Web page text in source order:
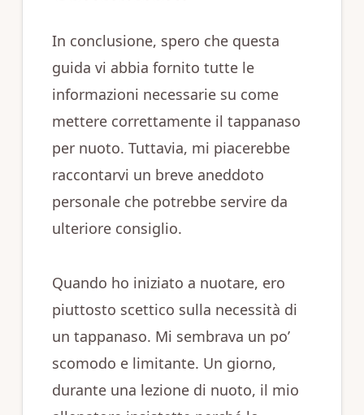
In conclusione, spero che questa
guida vi abbia fornito tutte le
informazioni necessarie su come
mettere correttamente il tappanaso
per nuoto. Tuttavia, mi piacerebbe
raccontarvi un breve aneddoto
personale che potrebbe servire da
ulteriore consiglio.
Quando ho iniziato a nuotare, ero
piuttosto scettico sulla necessità di
un tappanaso. Mi sembrava un po’
scomodo e limitante. Un giorno,
durante una lezione di nuoto, il mio